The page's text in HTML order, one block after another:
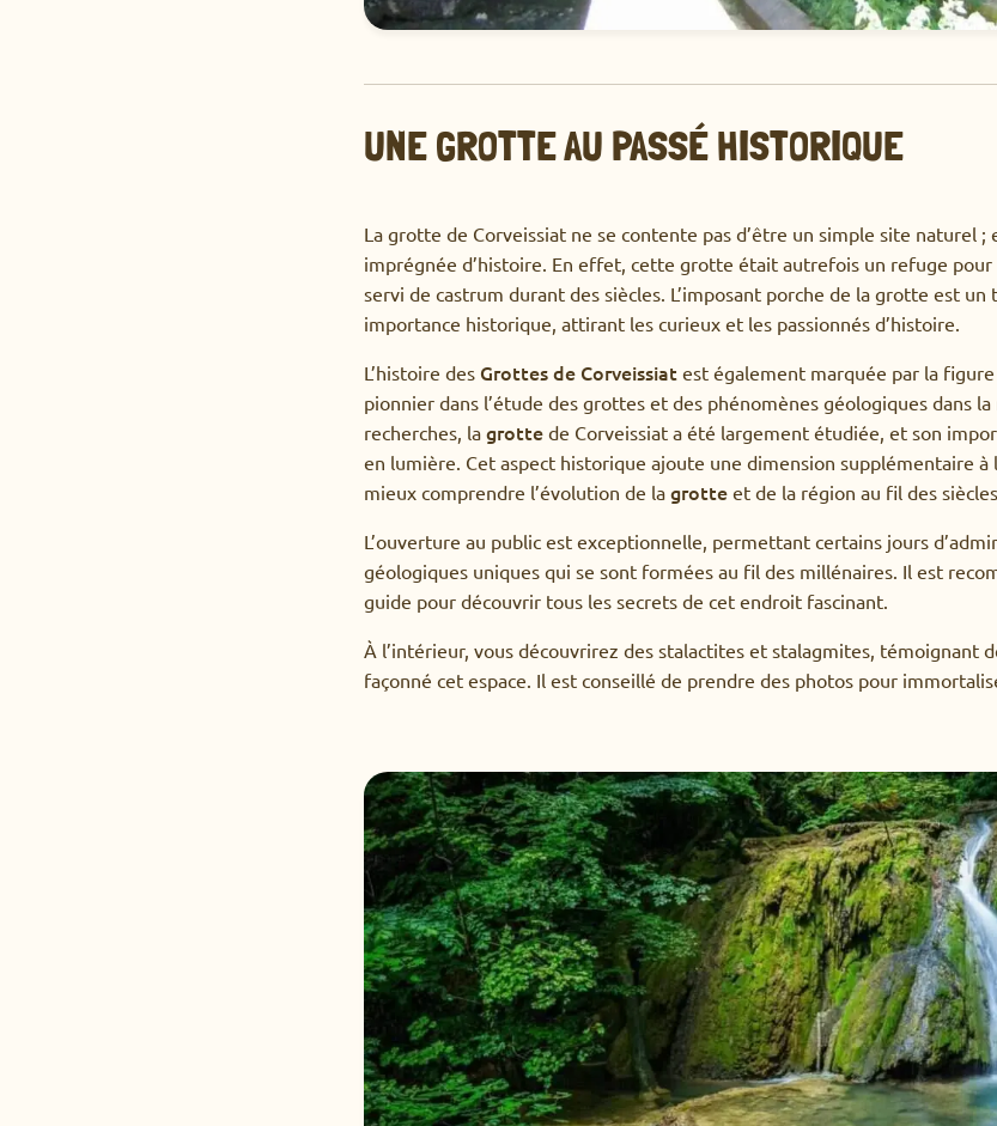
UNE GROTTE AU PASSÉ HISTORIQUE
La grotte de Corveissiat ne se contente pas d’être un simple site naturel
imprégnée d’histoire. En effet, cette grotte était autrefois un refuge pour
servi de castrum durant des siècles. L’imposant porche de la grotte est un
importance historique, attirant les curieux et les passionnés d’histoire.
L’histoire des Grottes de Corveissiat est également marquée par la
pionnier dans l’étude des grottes et des phénomènes géologiques dans la
recherches, la grotte de Corveissiat a été largement étudiée, et son
en lumière. Cet aspect historique ajoute une dimension supplémentaire
mieux comprendre l’évolution de la grotte et de la région au fil des siècles.
L’ouverture au public est exceptionnelle, permettant certains jours
géologiques uniques qui se sont formées au fil des millénaires. Il est
guide pour découvrir tous les secrets de cet endroit fascinant.
À l’intérieur, vous découvrirez des stalactites et stalagmites, témoignant
façonné cet espace. Il est conseillé de prendre des photos pour